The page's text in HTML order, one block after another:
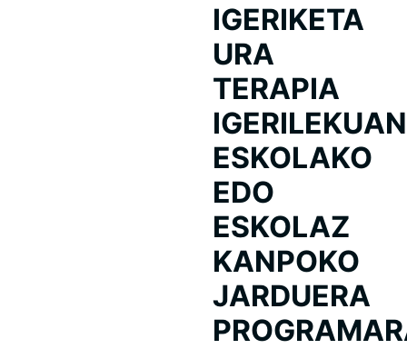
IGERIKETA
URA
TERAPIA
ESKOLAKO
EDO
ESKOLAZ
KANPOKO
JARDUERA